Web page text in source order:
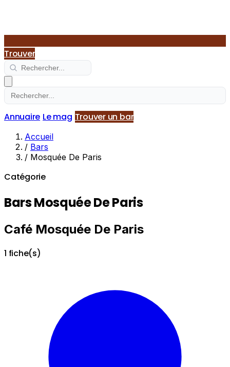
Trouver
Annuaire Le mag Trouver un bar
Accueil
/ Bars
/ Mosquée De Paris
Catégorie
Bars Mosquée De Paris
Café Mosquée De Paris
1 fiche(s)